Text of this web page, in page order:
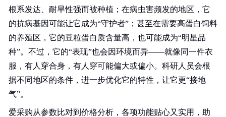
根系发达、耐旱性强而被种植；在病虫害频发的地区，它
的抗病基因可能让它成为“守护者”；甚至在需要高蛋白饲料
的养殖区，它的豆粒蛋白质含量高，也可能成为“明星品
种”。不过，它的“表现”也会因环境而异——就像同一件衣
服，有人穿合身，有人穿可能偏大或偏小。科研人员会根
据不同地区的条件，进一步优化它的特性，让它更“接地
气”。
爱采购从参数比对到价格分析，各项功能贴心又实用，助